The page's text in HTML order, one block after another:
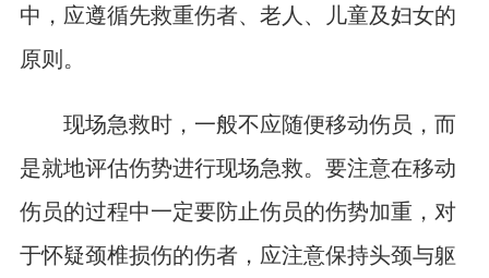
中，应遵循先救重伤者、老人、儿童及妇女的
原则。
现场急救时，一般不应随便移动伤员，而
是就地评估伤势进行现场急救。要注意在移动
伤员的过程中一定要防止伤员的伤势加重，对
于怀疑颈椎损伤的伤者，应注意保持头颈与躯